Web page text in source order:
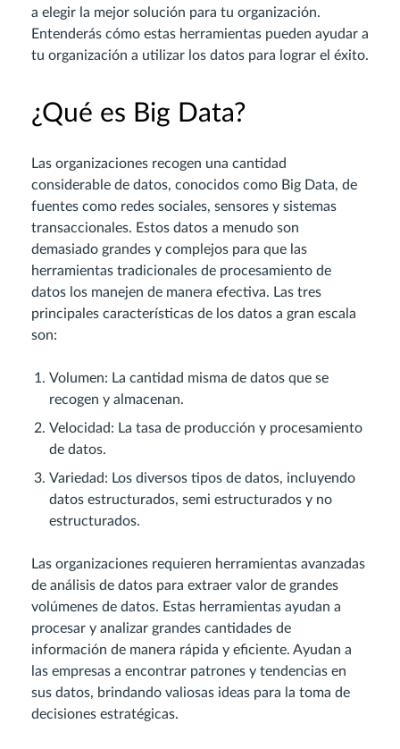
a elegir la mejor solución para tu organización.
Entenderás cómo estas herramientas pueden ayudar a
tu organización a utilizar los datos para lograr el éxito.
¿Qué es Big Data?
Las organizaciones recogen una cantidad
considerable de datos, conocidos como Big Data, de
fuentes como redes sociales, sensores y sistemas
transaccionales. Estos datos a menudo son
demasiado grandes y complejos para que las
herramientas tradicionales de procesamiento de
datos los manejen de manera efectiva. Las tres
principales características de los datos a gran escala
son:
Volumen: La cantidad misma de datos que se
recogen y almacenan.
Velocidad: La tasa de producción y procesamiento
de datos.
Variedad: Los diversos tipos de datos, incluyendo
datos estructurados, semi estructurados y no
estructurados.
Las organizaciones requieren herramientas avanzadas
de análisis de datos para extraer valor de grandes
volúmenes de datos. Estas herramientas ayudan a
procesar y analizar grandes cantidades de
información de manera rápida y eficiente. Ayudan a
las empresas a encontrar patrones y tendencias en
sus datos, brindando valiosas ideas para la toma de
decisiones estratégicas.